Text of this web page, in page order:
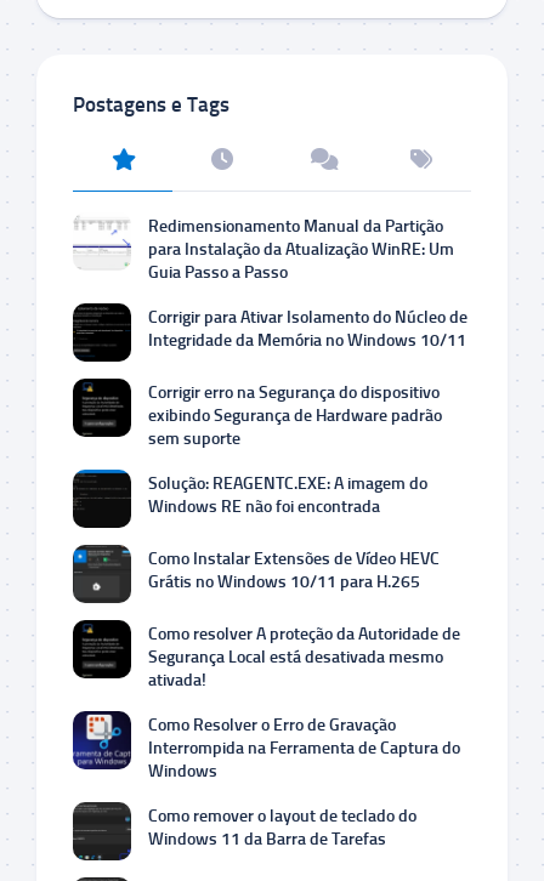
Postagens e Tags
Redimensionamento Manual da Partição
para Instalação da Atualização WinRE: Um
Guia Passo a Passo
Corrigir para Ativar Isolamento do Núcleo de
Integridade da Memória no Windows 10/11
Corrigir erro na Segurança do dispositivo
exibindo Segurança de Hardware padrão
sem suporte
Solução: REAGENTC.EXE: A imagem do
Windows RE não foi encontrada
Como Instalar Extensões de Vídeo HEVC
Grátis no Windows 10/11 para H.265
Como resolver A proteção da Autoridade de
Segurança Local está desativada mesmo
ativada!
Como Resolver o Erro de Gravação
Interrompida na Ferramenta de Captura do
Windows
Como remover o layout de teclado do
Windows 11 da Barra de Tarefas